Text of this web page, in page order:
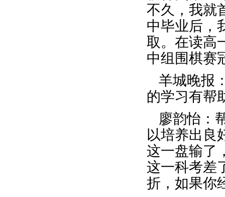
不久，我就
中毕业后，
取。在读高
中组围棋赛
羊城晚报
的学习有帮
廖韵怡：
以培养出良
这一盘输了
这一科考差
折，如果你